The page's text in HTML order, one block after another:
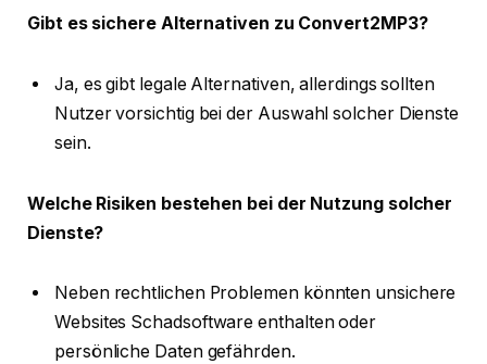
Gibt es sichere Alternativen zu Convert2MP3?
Ja, es gibt legale Alternativen, allerdings sollten
Nutzer vorsichtig bei der Auswahl solcher Dienste
sein.
Welche Risiken bestehen bei der Nutzung solcher
Dienste?
Neben rechtlichen Problemen könnten unsichere
Websites Schadsoftware enthalten oder
persönliche Daten gefährden.